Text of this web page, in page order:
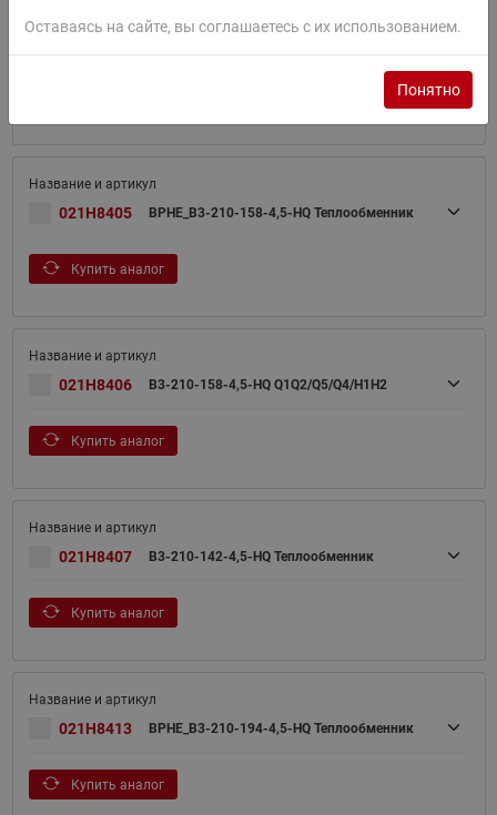
021H8401
Q1Q2(N1/2)/Q3Q5(H1"3/8E)/Q4Q6(H3"1/8E)/H
021H8405 BPHE_B3-210-158-4,5-HQ Теплообменник
Купить аналог
021H8406 B3-210-158-4,5-HQ Q1Q2/Q5/Q4/H1H2
Купить аналог
021H8407 B3-210-142-4,5-HQ Теплообменник
Купить аналог
021H8413 BPHE_B3-210-194-4,5-HQ Теплообменник
Купить аналог
Оставаясь на сайте, вы соглашаетесь с их использованием.
Понятно